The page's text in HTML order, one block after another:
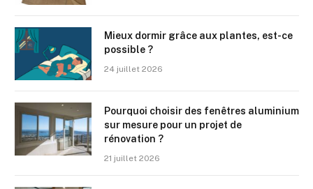
Mieux dormir grâce aux plantes, est-ce
possible ?
24 juillet 2026
Pourquoi choisir des fenêtres aluminium
sur mesure pour un projet de
rénovation ?
21 juillet 2026